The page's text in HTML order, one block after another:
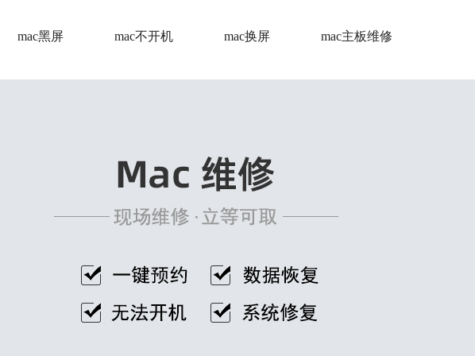
mac黑屏 mac不开机 mac换屏 mac主板维修